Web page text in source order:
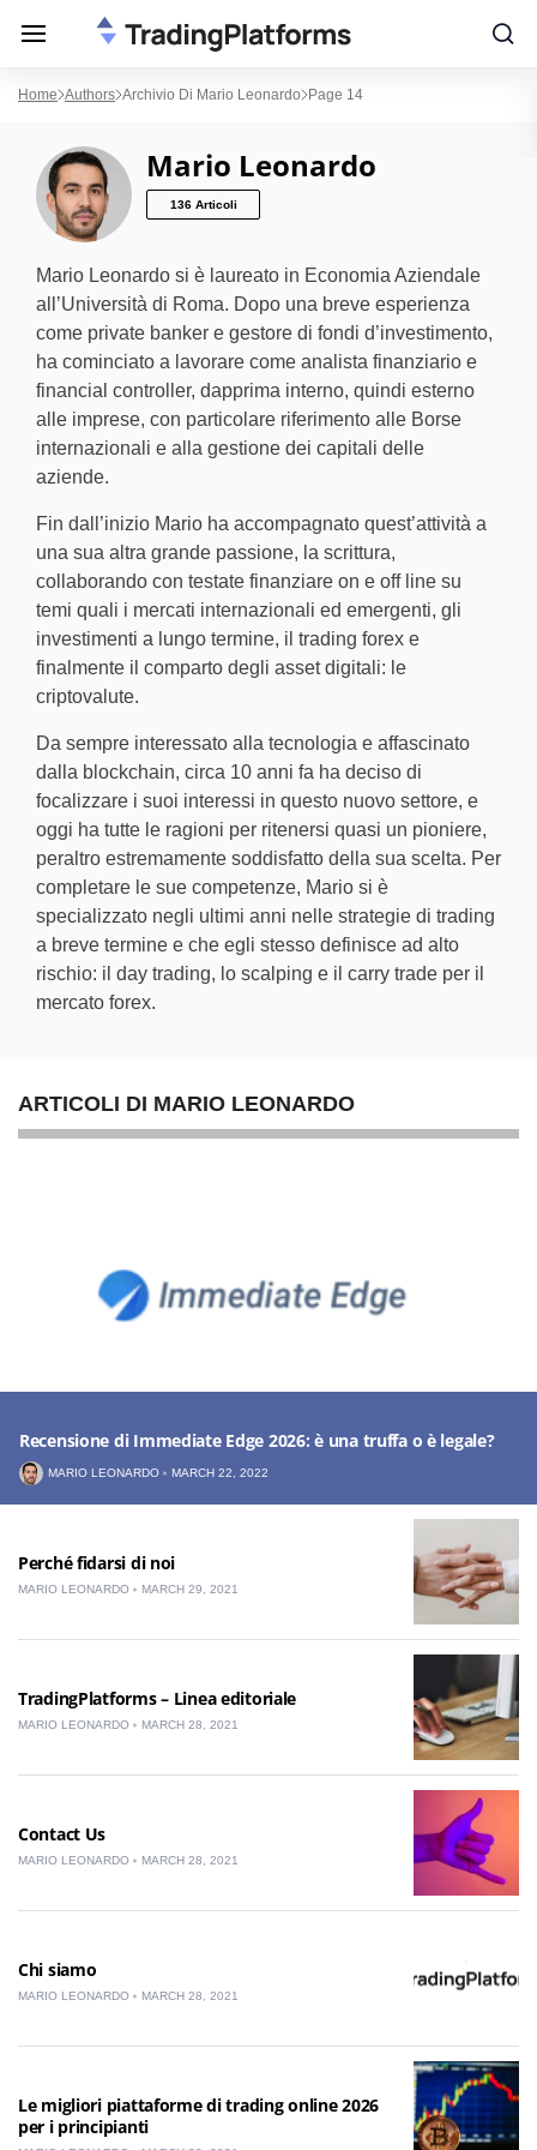
Home Authors Archivio Di Mario Leonardo Page 14
Mario Leonardo
136 Articoli
Mario Leonardo si è laureato in Economia Aziendale
all’Università di Roma. Dopo una breve esperienza
come private banker e gestore di fondi d’investimento,
ha cominciato a lavorare come analista finanziario e
financial controller, dapprima interno, quindi esterno
alle imprese, con particolare riferimento alle Borse
internazionali e alla gestione dei capitali delle
aziende.
Fin dall’inizio Mario ha accompagnato quest’attività a
una sua altra grande passione, la scrittura,
collaborando con testate finanziare on e off line su
temi quali i mercati internazionali ed emergenti, gli
investimenti a lungo termine, il trading forex e
finalmente il comparto degli asset digitali: le
criptovalute.
Da sempre interessato alla tecnologia e affascinato
dalla blockchain, circa 10 anni fa ha deciso di
focalizzare i suoi interessi in questo nuovo settore, e
oggi ha tutte le ragioni per ritenersi quasi un pioniere,
peraltro estremamente soddisfatto della sua scelta. Per
completare le sue competenze, Mario si è
specializzato negli ultimi anni nelle strategie di trading
a breve termine e che egli stesso definisce ad alto
rischio: il day trading, lo scalping e il carry trade per il
mercato forex.
ARTICOLI DI MARIO LEONARDO
Recensione di Immediate Edge 2026: è una truffa o è legale?
MARIO LEONARDO MARCH 22, 2022
Perché fidarsi di noi
MARIO LEONARDO MARCH 29, 2021
TradingPlatforms – Linea editoriale
MARIO LEONARDO MARCH 28, 2021
Contact Us
MARIO LEONARDO MARCH 28, 2021
Chi siamo
MARIO LEONARDO MARCH 28, 2021
Le migliori piattaforme di trading online 2026
per i principianti